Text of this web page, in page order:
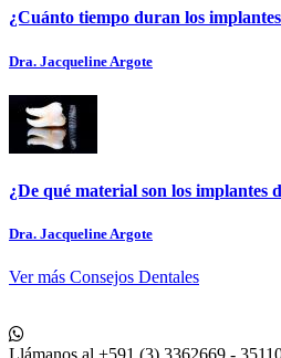
¿Cuánto tiempo duran los
Dra. Jacqueline Argote
¿De qué material son los implantes
Dra. Jacqueline Argote
Ver más Consejos Dentales